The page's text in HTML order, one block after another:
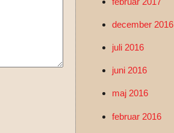
december 2016
juli 2016
juni 2016
maj 2016
februar 2016